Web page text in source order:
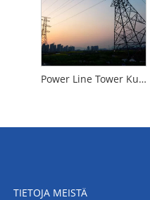
Power Line Tower Kulmateräsputkimainen ristikkotorni
TIETOJA MEISTÄ